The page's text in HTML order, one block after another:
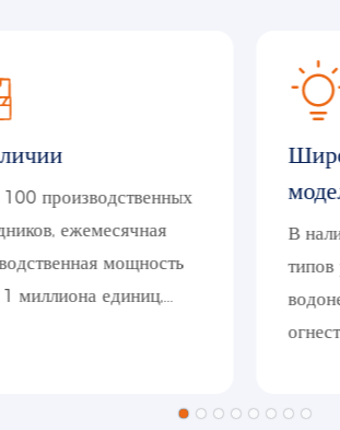
производственных
ежемесячная
мощность
миллиона единиц,
В
типов